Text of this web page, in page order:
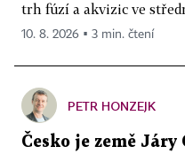
trh fúzí a akvizic ve
10. 8. 2026 ▪ 3 min. čtení
PETR HONZEJK
Česko je země